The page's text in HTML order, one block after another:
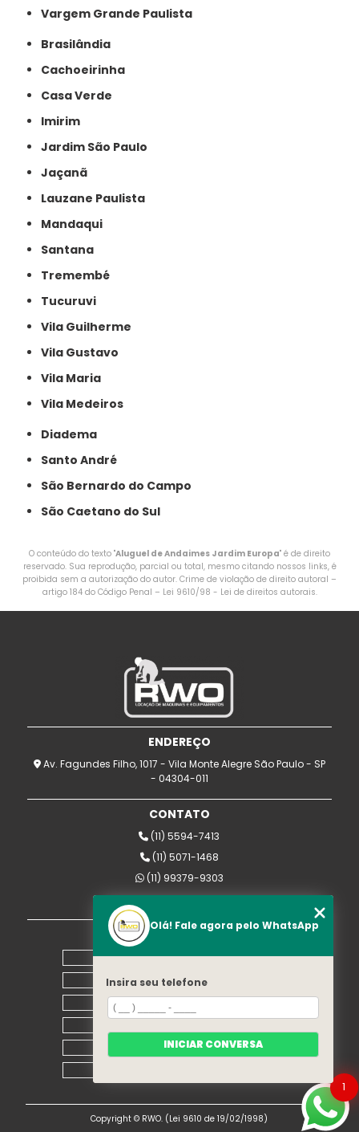
Vargem Grande Paulista
Brasilândia
Cachoeirinha
Casa Verde
Imirim
Jardim São Paulo
Jaçanã
Lauzane Paulista
Mandaqui
Santana
Tremembé
Tucuruvi
Vila Guilherme
Vila Gustavo
Vila Maria
Vila Medeiros
Diadema
Santo André
São Bernardo do Campo
São Caetano do Sul
O conteúdo do texto "Aluguel de Andaimes Jardim Europa" é de direito
reservado. Sua reprodução, parcial ou total, mesmo citando nossos links, é
proibida sem a autorização do autor. Crime de violação de direito autoral –
artigo 184 do Código Penal – Lei 9610/98 - Lei de direitos autorais.
ENDEREÇO
Av. Fagundes Filho, 1017 - Vila Monte Alegre São Paulo - SP
- 04304-011
CONTATO
(11) 5594-7413
(11) 5071-1468
(11) 99379-9303
rwomaquinas@uol.com.br
MENU
Home
Empresa
Equipamentos
Contato
Copyright © RWO. (Lei 9610 de 19/02/1998)
1
Olá! Fale agora pelo WhatsApp
Insira seu telefone
INICIAR CONVERSA